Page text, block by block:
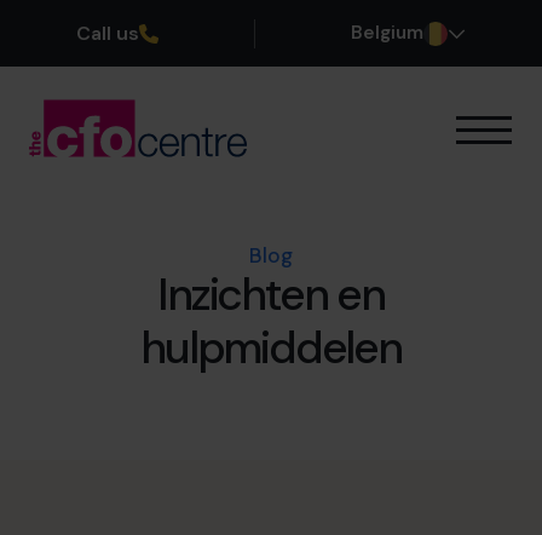
Call us Belgium
Word lid van ons team
Blog
Inzichten en
hulpmiddelen